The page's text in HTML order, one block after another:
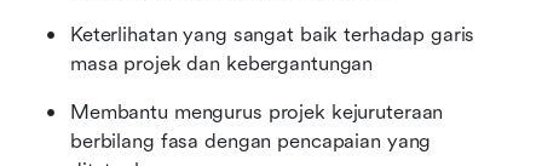
Keterlihatan yang sangat baik terhadap garis
masa projek dan kebergantungan
Membantu mengurus projek kejuruteraan
berbilang fasa dengan pencapaian yang